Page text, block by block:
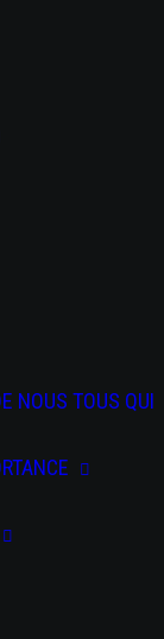
NOUS TOUS QUI